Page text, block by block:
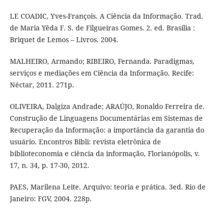
LE COADIC, Yves-François. A Ciência da Informação. Trad.
de Maria Yêda F. S. de Filgueiras Gomes. 2. ed. Brasília :
Briquet de Lemos – Livros. 2004.
MALHEIRO, Armando; RIBEIRO, Fernanda. Paradigmas,
serviços e mediações em Ciência da Informação. Recife:
Néctar, 2011. 271p.
OLIVEIRA, Dalgiza Andrade; ARAÚJO, Ronaldo Ferreira de.
Construção de Linguagens Documentárias em Sistemas de
Recuperação da Informação: a importância da garantia do
usuário. Encontros Bibli: revista eletrônica de
biblioteconomia e ciência da informação, Florianópolis, v.
17, n. 34, p. 17-30, 2012.
PAES, Marilena Leite. Arquivo: teoria e prática. 3ed. Rio de
Janeiro: FGV, 2004. 228p.